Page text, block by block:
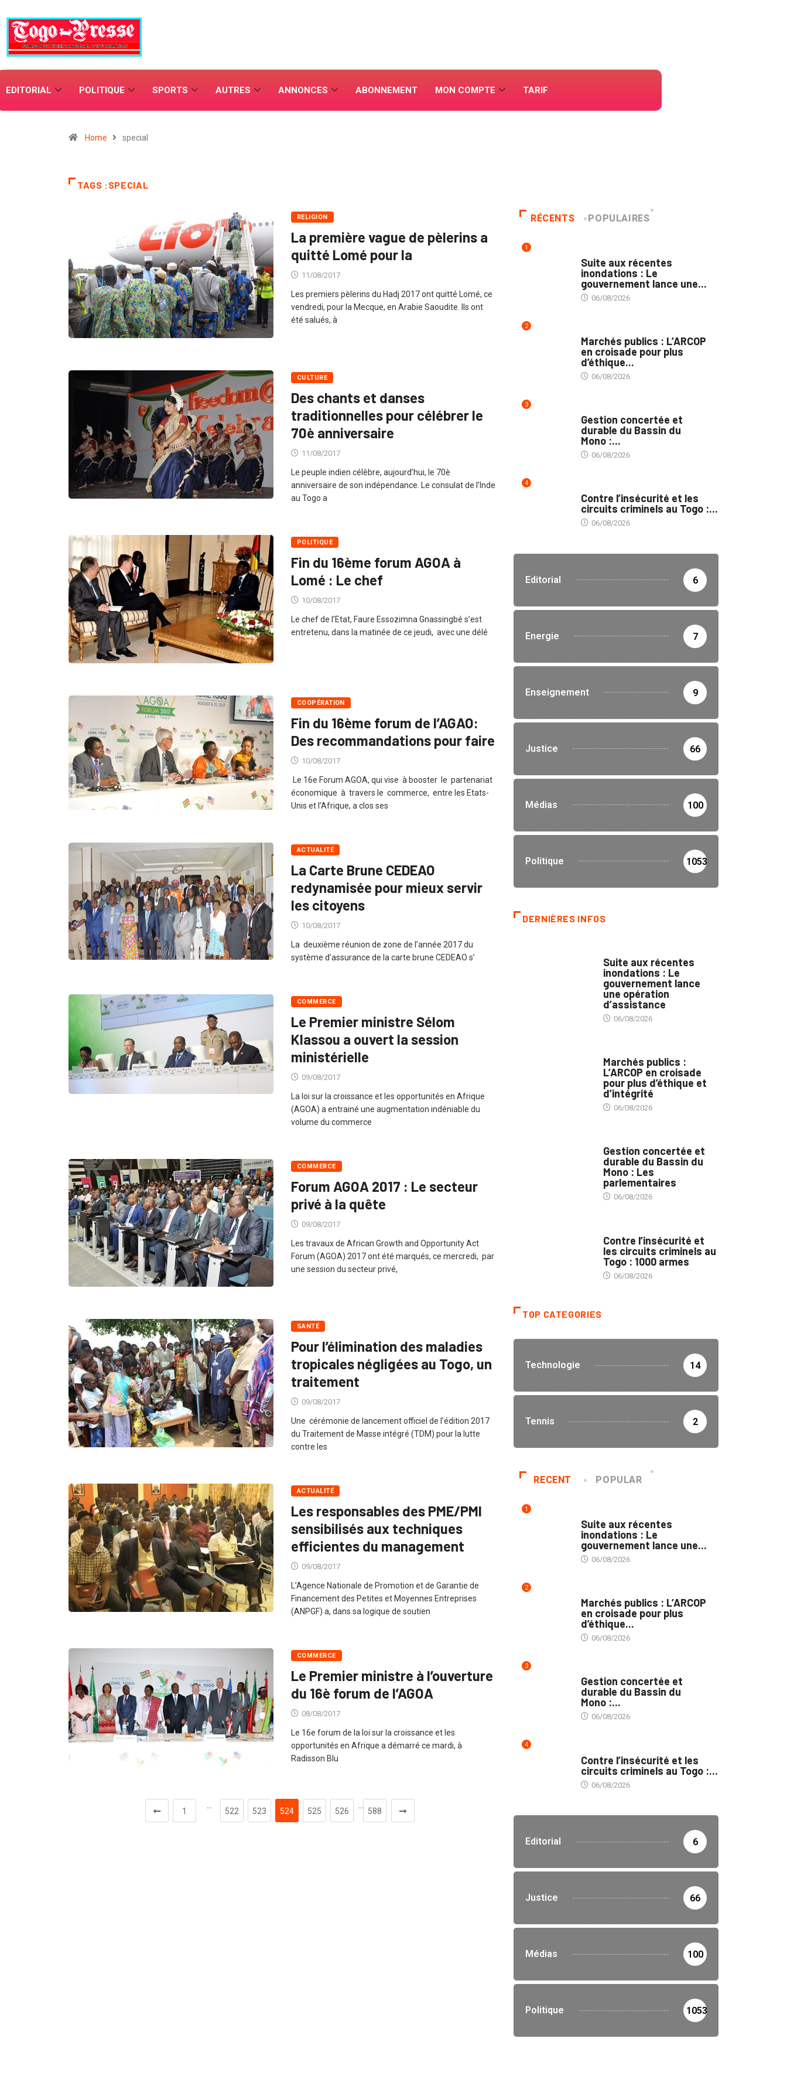
EDITORIAL POLITIQUE SPORTS AUTRES ANNONCES ABONNEMENT MON COMPTE TARIF
Home special
TAGS :SPECIAL
RELIGION
La première vague de pèlerins a
quitté Lomé pour la
11/08/2017
Les premiers pèlerins du Hadj 2017 ont quitté Lomé, ce
vendredi, pour la Mecque, en Arabie Saoudite. Ils ont
été salués, à
CULTURE
Des chants et danses
traditionnelles pour célébrer le
70è anniversaire
11/08/2017
Le peuple indien célèbre, aujourd’hui, le 70è
anniversaire de son indépendance. Le consulat de l’Inde
au Togo a
POLITIQUE
Fin du 16ème forum AGOA à
Lomé : Le chef
10/08/2017
Le chef de l’Etat, Faure Essozimna Gnassingbé s’est
entretenu, dans la matinée de ce jeudi, avec une délé
COOPÉRATION
Fin du 16ème forum de l’AGAO:
Des recommandations pour faire
10/08/2017
Le 16e Forum AGOA, qui vise à booster le partenariat
économique à travers le commerce, entre les Etats-
Unis et l’Afrique, a clos ses
ACTUALITÉ
La Carte Brune CEDEAO
redynamisée pour mieux servir
les citoyens
10/08/2017
La deuxième réunion de zone de l’année 2017 du
système d’assurance de la carte brune CEDEAO s’
COMMERCE
Le Premier ministre Sélom
Klassou a ouvert la session
ministérielle
09/08/2017
La loi sur la croissance et les opportunités en Afrique
(AGOA) a entrainé une augmentation indéniable du
volume du commerce
COMMERCE
Forum AGOA 2017 : Le secteur
privé à la quête
09/08/2017
Les travaux de African Growth and Opportunity Act
Forum (AGOA) 2017 ont été marqués, ce mercredi, par
une session du secteur privé,
SANTÉ
Pour l’élimination des maladies
tropicales négligées au Togo, un
traitement
09/08/2017
Une cérémonie de lancement officiel de l’édition 2017
du Traitement de Masse intégré (TDM) pour la lutte
contre les
ACTUALITÉ
Les responsables des PME/PMI
sensibilisés aux techniques
efficientes du management
09/08/2017
L’Agence Nationale de Promotion et de Garantie de
Financement des Petites et Moyennes Entreprises
(ANPGF) a, dans sa logique de soutien
COMMERCE
Le Premier ministre à l’ouverture
du 16è forum de l’AGOA
08/08/2017
Le 16e forum de la loi sur la croissance et les
opportunités en Afrique a démarré ce mardi, à
Radisson Blu
1 522 523 524 525 526 588
RÉCENTS POPULAIRES
1
Suite aux récentes
inondations : Le
gouvernement lance une...
06/08/2026
2
Marchés publics : L’ARCOP
en croisade pour plus
d’éthique...
06/08/2026
3
Gestion concertée et
durable du Bassin du
Mono :...
06/08/2026
4
Contre l’insécurité et les
circuits criminels au Togo :...
06/08/2026
Editorial 6
Energie 7
Enseignement 9
Justice 66
Médias 100
Politique 1053
DERNIÈRES INFOS
Suite aux récentes
inondations : Le
gouvernement lance
une opération
d’assistance
06/08/2026
Marchés publics :
L’ARCOP en croisade
pour plus d’éthique et
d’intégrité
06/08/2026
Gestion concertée et
durable du Bassin du
Mono : Les
parlementaires
06/08/2026
Contre l’insécurité et
les circuits criminels au
Togo : 1000 armes
06/08/2026
TOP CATEGORIES
Technologie 14
Tennis 2
RECENT POPULAR
1
Suite aux récentes
inondations : Le
gouvernement lance une...
06/08/2026
2
Marchés publics : L’ARCOP
en croisade pour plus
d’éthique...
06/08/2026
3
Gestion concertée et
durable du Bassin du
Mono :...
06/08/2026
4
Contre l’insécurité et les
circuits criminels au Togo :...
06/08/2026
Editorial 6
Justice 66
Médias 100
Politique 1053